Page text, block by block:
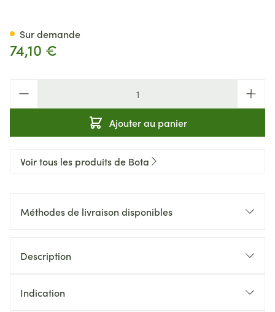
74,10 €
Ajouter au panier
Sur demande
Voir tous les produits de Bota
Méthodes de livraison disponibles
Description
Indication